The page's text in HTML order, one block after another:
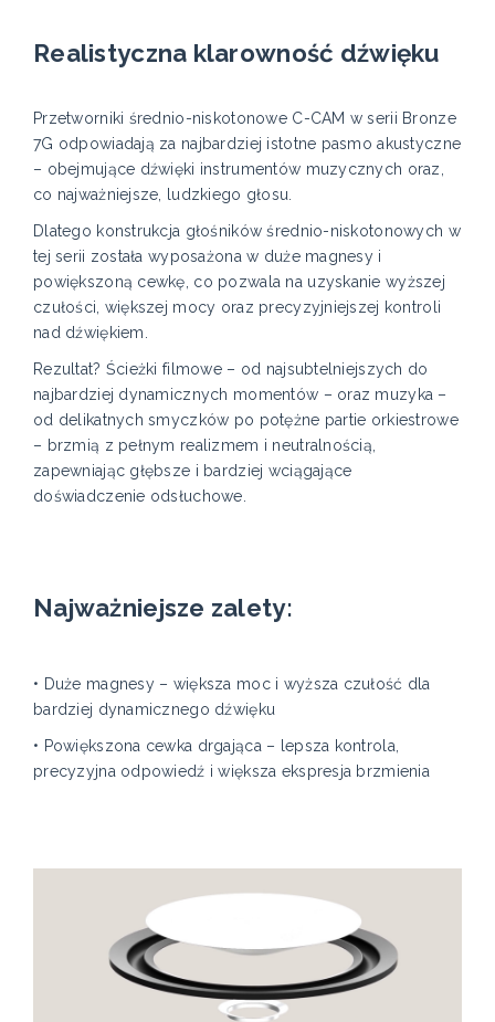
Realistyczna klarowność dźwięku
Przetworniki średnio-niskotonowe C-CAM w serii Bronze
7G odpowiadają za najbardziej istotne pasmo akustyczne
– obejmujące dźwięki instrumentów muzycznych oraz,
co najważniejsze, ludzkiego głosu.
Dlatego konstrukcja głośników średnio-niskotonowych w
tej serii została wyposażona w duże magnesy i
powiększoną cewkę, co pozwala na uzyskanie wyższej
czułości, większej mocy oraz precyzyjniejszej kontroli
nad dźwiękiem.
Rezultat? Ścieżki filmowe – od najsubtelniejszych do
najbardziej dynamicznych momentów – oraz muzyka –
od delikatnych smyczków po potężne partie orkiestrowe
– brzmią z pełnym realizmem i neutralnością,
zapewniając głębsze i bardziej wciągające
doświadczenie odsłuchowe.
Najważniejsze zalety:
• Duże magnesy – większa moc i wyższa czułość dla
bardziej dynamicznego dźwięku
• Powiększona cewka drgająca – lepsza kontrola,
precyzyjna odpowiedź i większa ekspresja brzmienia